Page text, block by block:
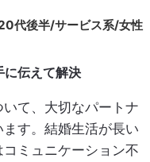
代後半/サービス系/女性
に伝えて解決
て、大切なパートナ
す。結婚生活が長い
ミュニケーション不